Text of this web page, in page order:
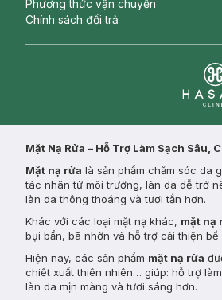
Phương thức vận chuyển
Chính sách đổi trả
Mặt Nạ Rửa – Hỗ Trợ Làm Sạch Sâu,
Mặt nạ rửa là sản phẩm chăm sóc da
tác nhân từ môi trường, làn da dễ trở
làn da thông thoáng và tươi tắn hơn.
Khác với các loại mặt nạ khác, mặt nạ
bụi bẩn, bã nhờn và hỗ trợ cải thiện
Hiện nay, các sản phẩm mặt nạ rửa
chiết xuất thiên nhiên… giúp: hỗ trợ
làn da mịn màng và tươi sáng hơn.